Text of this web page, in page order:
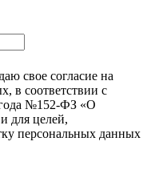
свое согласие на
в соответствии с
№152-ФЗ «О
для целей,
персональных данных